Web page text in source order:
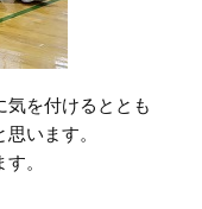
気を付けるととも
います。
。